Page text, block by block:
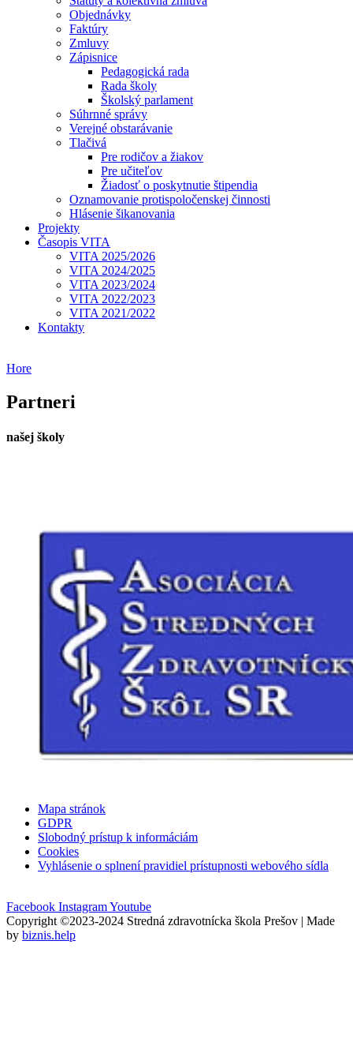
Objednávky
Faktúry
Zmluvy
Zápisnice
Pedagogická rada
Rada školy
Školský parlament
Súhrnné správy
Verejné obstarávanie
Tlačivá
Pre rodičov a žiakov
Pre učiteľov
Žiadosť o poskytnutie štipendia
Oznamovanie protispoločenskej činnosti
Hlásenie šikanovania
Projekty
Časopis VITA
VITA 2025/2026
VITA 2024/2025
VITA 2023/2024
VITA 2022/2023
VITA 2021/2022
Kontakty
Hore
Partneri
našej školy
Mapa stránok
GDPR
Slobodný prístup k informáciám
Cookies
Vyhlásenie o splnení pravidiel prístupnosti webového sídla
Facebook InstagramYoutube
Copyright ©2023-2024 Stredná zdravotnícka škola Prešov | Made
by biznis.help